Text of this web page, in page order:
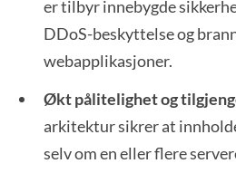
er tilbyr innebygde
DDoS-beskyttelse og
webapplikasjoner.
Økt pålitelighet og
arkitektur sikrer at
selv om en eller flere